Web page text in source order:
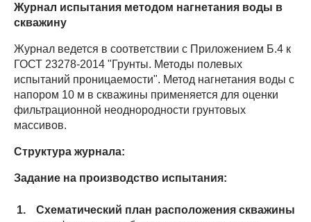
Журнал испытания методом нагнетания воды в
скважину
Журнал ведется в соответствии с Приложением Б.4 к
ГОСТ 23278-2014 "Грунты. Методы полевых
испытаний проницаемости". Метод нагнетания воды с
напором 10 м в скважины применяется для оценки
фильтрационной неоднородности грунтовых
массивов.
Структура журнала:
Задание на производство испытания:
Схематический план расположения скважины